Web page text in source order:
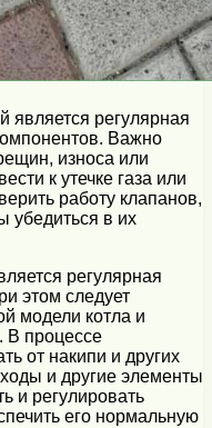
является регулярная
Важно
износа или
к утечке газа или
работу клапанов,
убедиться в их
регулярная
этом следует
модели котла и
В процессе
от накипи и других
и другие элементы
и регулировать
его нормальную